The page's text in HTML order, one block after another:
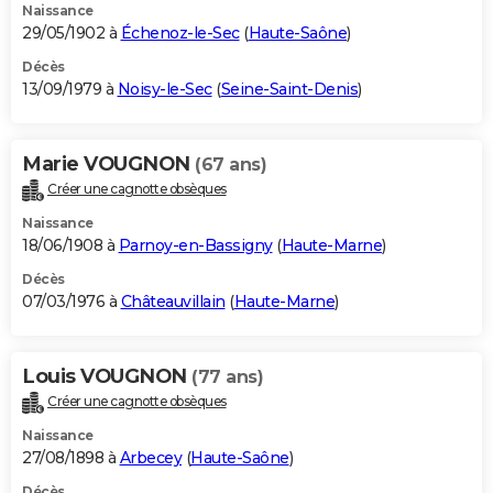
Naissance
29/05/1902 à Échenoz-le-Sec(Haute-Saône)
Décès
13/09/1979 à Noisy-le-Sec(Seine-Saint-Denis)
Marie VOUGNON (67 ans)
Créer une cagnotte obsèques
Naissance
18/06/1908 à Parnoy-en-Bassigny(Haute-Marne)
Décès
07/03/1976 à Châteauvillain (Haute-Marne)
Louis VOUGNON (77 ans)
Créer une cagnotte obsèques
Naissance
27/08/1898 à Arbecey(Haute-Saône)